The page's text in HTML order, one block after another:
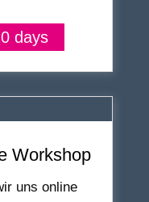
days
Workshop
uns online